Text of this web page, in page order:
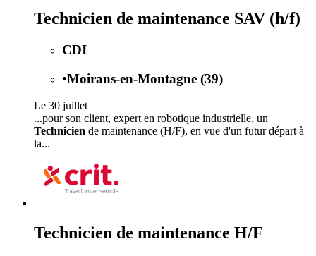
Technicien de maintenance SAV (h/f)
CDI
•Moirans-en-Montagne (39)
Le 30 juillet
...pour son client, expert en robotique industrielle, un
Technicien de maintenance (H/F), en vue d'un futur départ à
la...
Technicien de maintenance H/F